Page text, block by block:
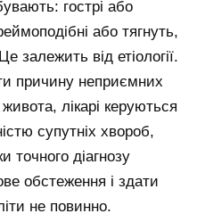
гострі або
або тягнуть,
залежить від етіології.
причину неприємних
лікарі керуються
супутніх хвороб,
точного діагнозу
обстеження і здати
не повинно.